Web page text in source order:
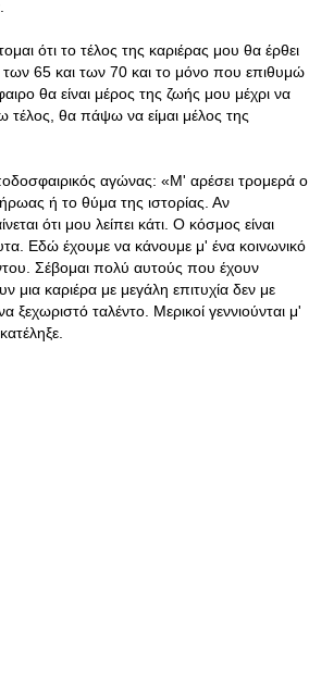
ότι το τέλος της καριέρας μου θα έρθει
65 και των 70 και το μόνο που επιθυμώ
θα είναι μέρος της ζωής μου μέχρι να
θα πάψω να είμαι μέλος της
αγώνας: «Μ' αρέσει τρομερά ο
ή το θύμα της ιστορίας . Αν
ότι μου λείπει κάτι. Ο κόσμος είναι
Εδώ έχουμε να κάνουμε μ' ένα κοινωνικό
Σέβομαι πολύ αυτούς που έχουν
μια καριέρα με μεγάλη επιτυχία δεν με
ξεχωριστό ταλέντο. Μερικοί γεννιούνται μ'